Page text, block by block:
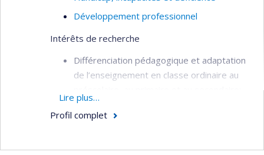
Développement professionnel
Intérêts de recherche
Différenciation pédagogique et adaptation
de l’enseignement en classe ordinaire au
Lire plus…
Profil complet